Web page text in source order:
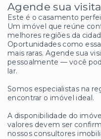
Agende sua visita
Este é o casamento
Um imóvel que reúne
melhores regiões da
Oportunidades como
mais raras. Agende sua
pessoalmente — você
lar.
Somos especialistas na
encontrar o imóvel ideal.
A disponibilidade do
valores devem ser
nossos consultores